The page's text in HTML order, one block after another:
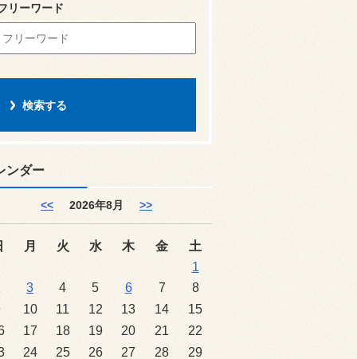
リーワード
ンダー
<< 2026年8月 >>
月 火 水 木 金
土
1
3 4 5 6 7
8
10 11 12 13 14
15
17 18 19 20 21
22
24 25 26 27 28
29